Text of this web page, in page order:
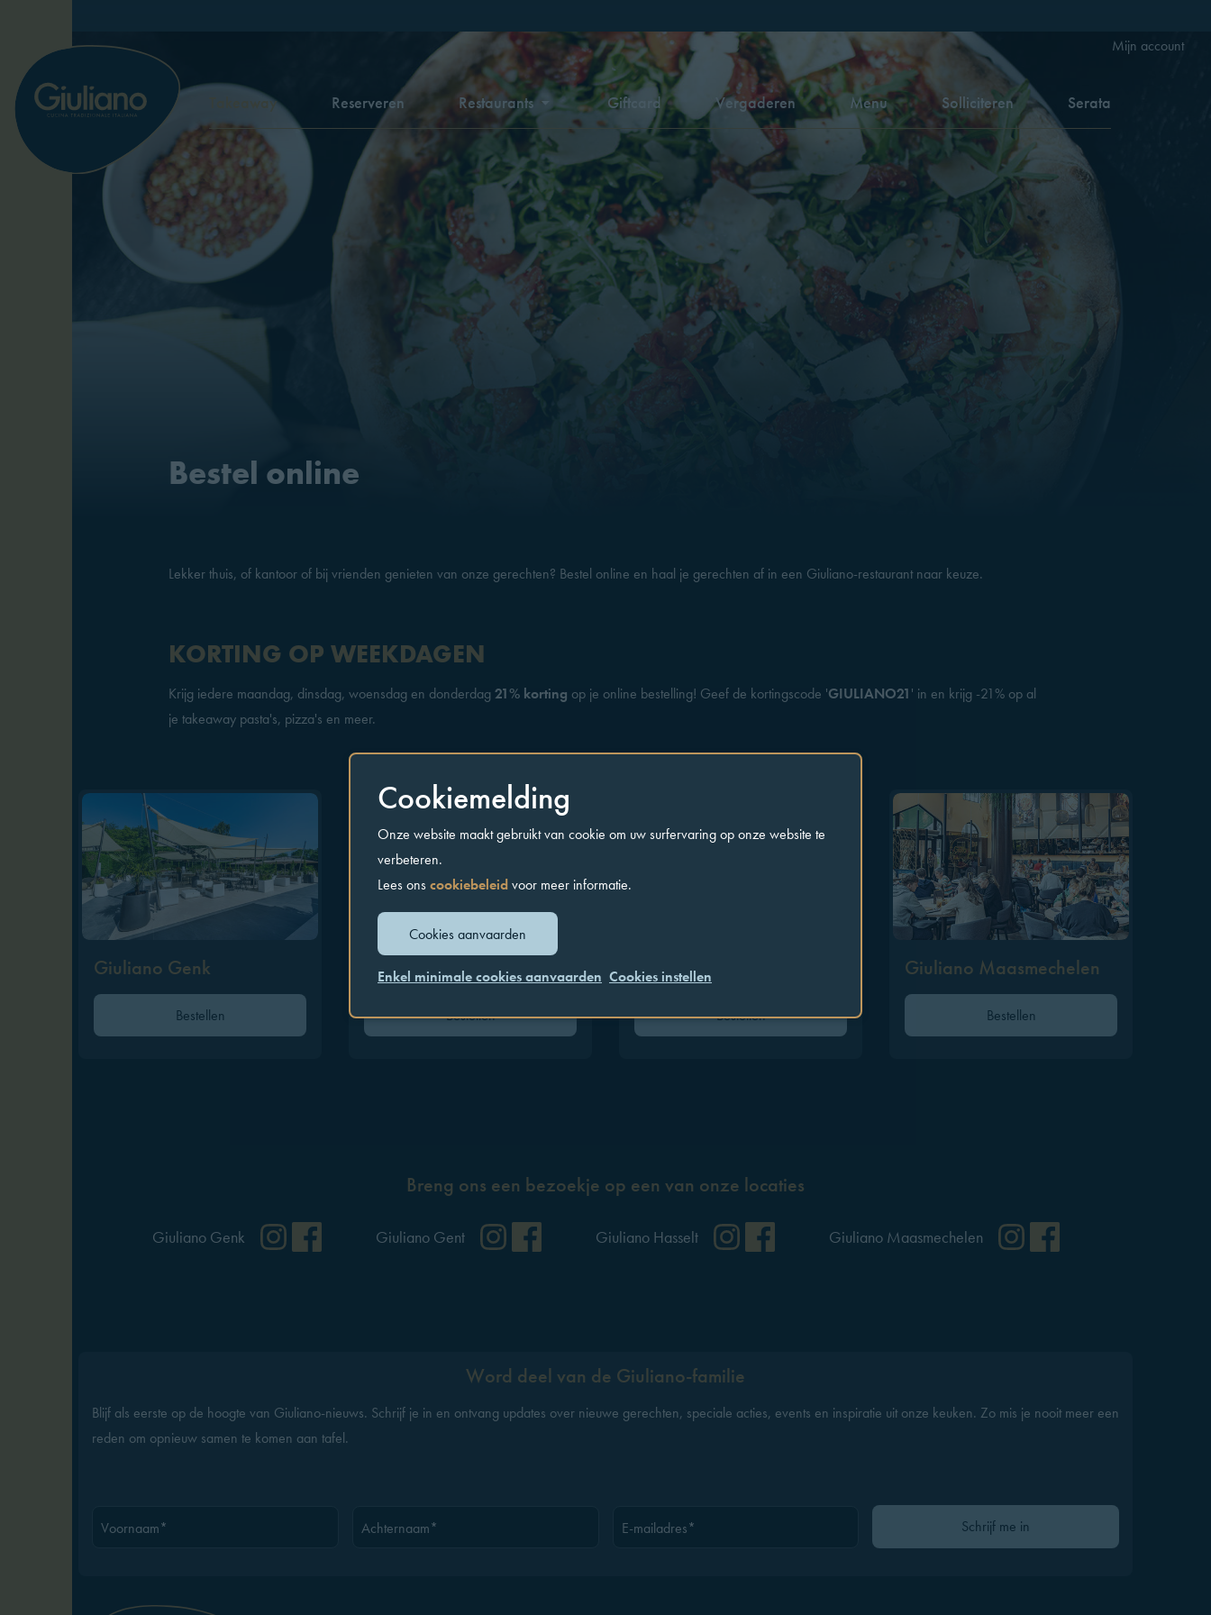
Takeaway Reserveren Restaurants Giftcard Vergaderen Menu Solliciteren Serata
Mijn account
Bestel online
Lekker thuis, of kantoor of bij vrienden genieten van onze gerechten? Bestel online en haal je gerechten af in een Giuliano-restaurant naar keuze.
KORTING OP WEEKDAGEN
Krijg iedere maandag, dinsdag, woensdag en donderdag 21% korting op je online bestelling! Geef de kortingscode 'GIULIANO21' in en krijg -21% op al
je takeaway pasta's, pizza's en meer.
Giuliano Genk
Bestellen
Giuliano Gent
Bestellen
Giuliano Hasselt
Bestellen
Giuliano Maasmechelen
Bestellen
Breng ons een bezoekje op een van onze locaties
Giuliano Genk Instagram
FacebookGiuliano Gent Instagram
FacebookGiuliano Hasselt Instagram
FacebookGiuliano Maasmechelen Instagram
Word deel van de Giuliano-familie
Blijf als eerste op de hoogte van Giuliano-nieuws. Schrijf je in en ontvang updates over nieuwe gerechten, speciale acties, events en inspiratie uit onze keuken. Zo mis je nooit meer een
reden om opnieuw samen te komen aan tafel.
Voornaam* Achternaam* E-mailadres* Gelieve dit veld leeg te laten
Schrijf me in
Cookiemelding
Onze website maakt gebruikt van cookie om uw surfervaring op onze website te
verbeteren.
Lees onscookiebeleidvoor meer informatie.
Cookies aanvaarden
Enkel minimale cookies aanvaarden Cookies instellen